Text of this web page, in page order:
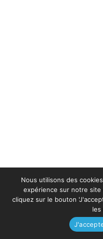
Nous utilisons des
expérience sur notre
cliquez sur le bouton
les